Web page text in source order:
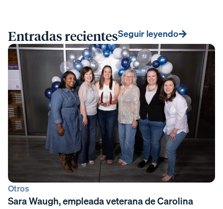
Entradas recientesSeguir leyendo
Otros
Sara Waugh, empleada veterana de Carolina